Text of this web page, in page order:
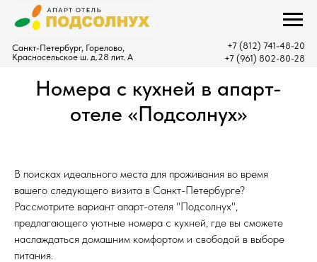
Санкт-Петербург, Горелово,
Красносельское ш. д.28 лит. А
+7 (812) 741-48-20
+7 (961) 802-80-28
Главная / номер с кухней
Номера с кухней в апарт-
отеле «Подсолнух»
В поисках идеального места для проживания во время
вашего следующего визита в Санкт-Петербурге?
Рассмотрите вариант апарт-отеля "Подсолнух",
предлагающего уютные номера с кухней, где вы сможете
наслаждаться домашним комфортом и свободой в выборе
питания.